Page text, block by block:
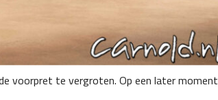
voorpret te vergroten. Op een later moment